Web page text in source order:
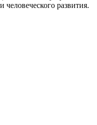
человеческого развития.